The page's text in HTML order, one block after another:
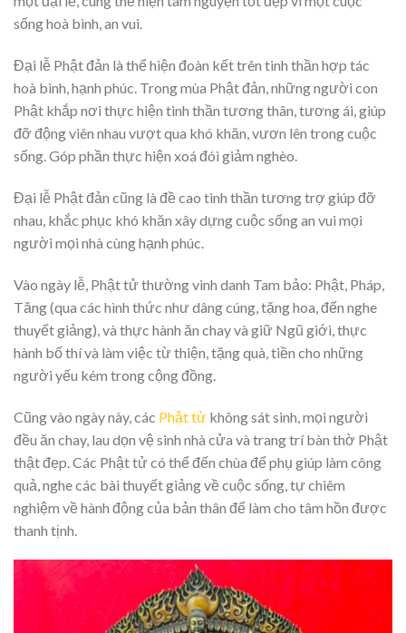
sống hoà bình, an vui.
Đại lễ Phật đản là thể hiện đoàn kết trên tinh thần hợp tác
hoà bình, hạnh phúc. Trong mùa Phật đản, những người con
Phật khắp nơi thực hiện tinh thần tương thân, tương ái, giúp
đỡ động viên nhau vượt qua khó khăn, vươn lên trong cuộc
sống. Góp phần thực hiện xoá đói giảm nghèo.
Đại lễ Phật đản cũng là đề cao tinh thần tương trợ giúp đỡ
nhau, khắc phục khó khăn xây dựng cuộc sống an vui mọi
người mọi nhà cùng hạnh phúc.
Vào ngày lễ, Phật tử thường vinh danh Tam bảo: Phật, Pháp,
Tăng (qua các hình thức như dâng cúng, tặng hoa, đến nghe
thuyết giảng), và thực hành ăn chay và giữ Ngũ giới, thực
hành bố thí và làm việc từ thiện, tặng quà, tiền cho những
người yếu kém trong cộng đồng.
Cũng vào ngày này, các Phật tử không sát sinh, mọi người
đều ăn chay, lau dọn vệ sinh nhà cửa và trang trí bàn thờ Phật
thật đẹp. Các Phật tử có thể đến chùa để phụ giúp làm công
quả, nghe các bài thuyết giảng về cuộc sống, tự chiêm
nghiệm về hành động của bản thân để làm cho tâm hồn được
thanh tịnh.